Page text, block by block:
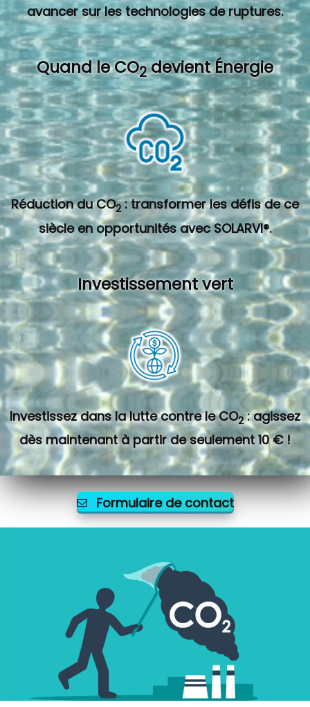
avancer sur les technologies de ruptures.
Quand le CO2devient Énergie
Réduction du CO2 : transformer les défis de ce
siècle en opportunités avec SOLARVI®.
Investissement vert
Investissez dans la lutte contre le CO2 : agissez
dès maintenant à partir de seulement 10 € !
Formulaire de contact